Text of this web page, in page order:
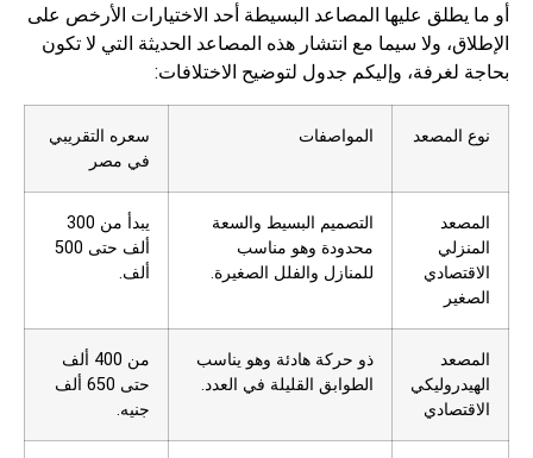
أو ما يطلق عليها المصاعد البسيطة أحد الاختيارات الأرخص على
الإطلاق، ولا سيما مع انتشار هذه المصاعد الحديثة التي لا تكون
بحاجة لغرفة، وإليكم جدول لتوضيح الاختلافات:
نوع المصعد المواصفات
سعره التقريبي
في مصر
المصعد
المنزلي
الاقتصادي
الصغير
التصميم البسيط والسعة
محدودة وهو مناسب
للمنازل والفلل الصغيرة.
يبدأ من 300
ألف حتى 500
ألف.
المصعد
الهيدروليكي
الاقتصادي
ذو حركة هادئة وهو يناسب
الطوابق القليلة في العدد.
من 400 ألف
حتى 650 ألف
جنيه.